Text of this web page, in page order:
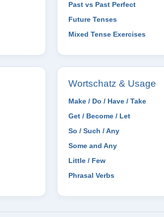
Past vs Past Perfect
Future Tenses
Mixed Tense Exercises
Wortschatz & Usage
Make / Do / Have / Take
Get / Become / Let
So / Such / Any
Some and Any
Little / Few
Phrasal Verbs